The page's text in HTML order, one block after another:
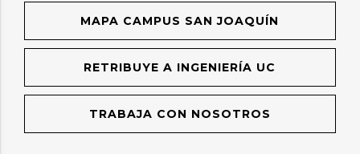
MAPA CAMPUS SAN JOAQUÍN
RETRIBUYE A INGENIERÍA UC
TRABAJA CON NOSOTROS